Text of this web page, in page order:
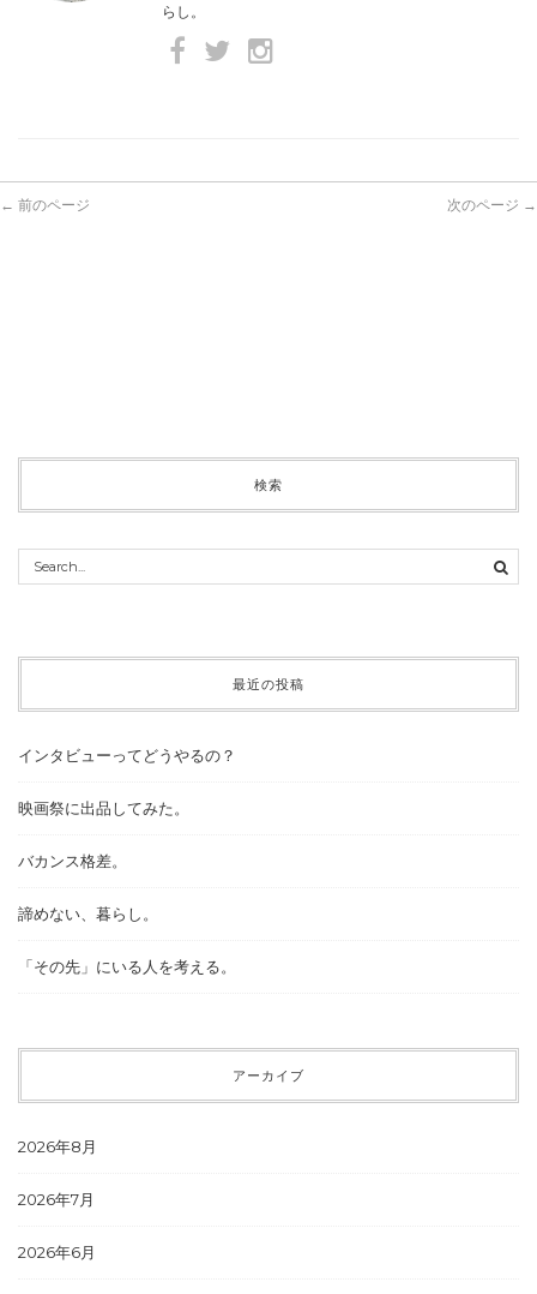
らし。
← 前のページ 次のページ →
検索
最近の投稿
インタビューってどうやるの？
映画祭に出品してみた。
バカンス格差。
諦めない、暮らし。
「その先」にいる人を考える。
アーカイブ
2026年8月
2026年7月
2026年6月